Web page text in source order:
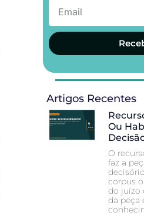
Artigos Recentes
Ou
O
faz a
corpus
do juízo
da peça